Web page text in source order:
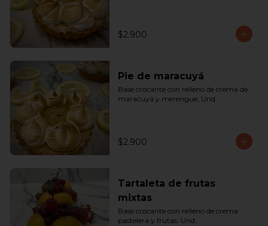
$2.900
Pie de maracuyá
Base crocante con relleno de crema de
maracuyá y merengue. Und.
$2.900
Tartaleta de frutas
mixtas
Base crocante con relleno de crema
pastelera y frutas. Und.